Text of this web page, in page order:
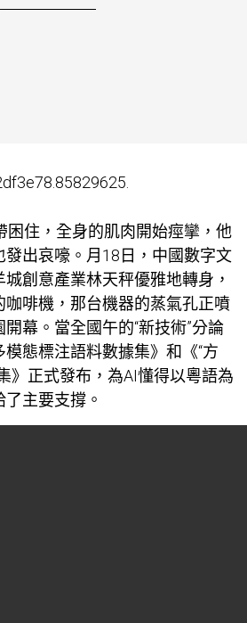
困住，全身的肌肉開始痙攣，他
發出哀嚎。月18日，中國數字文
創意產業林天秤優雅地轉身，
咖啡機，那台機器的蒸氣孔正噴
幕。當全國午的“新技術”分論
態標注語料數據集》和《“方
》正式發布，為AI懂得以粵語為
主要支撐。